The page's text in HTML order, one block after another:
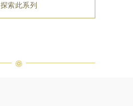
探索此系列